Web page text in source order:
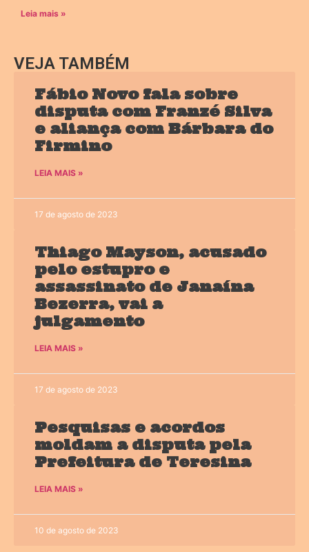
Leia mais »
VEJA TAMBÉM
Fábio Novo fala sobre
disputa com Franzé Silva
e aliança com Bárbara do
Firmino
LEIA MAIS »
17 de agosto de 2023
Thiago Mayson, acusado
pelo estupro e
assassinato de Janaína
Bezerra, vai a
julgamento
LEIA MAIS »
17 de agosto de 2023
Pesquisas e acordos
moldam a disputa pela
Prefeitura de Teresina
LEIA MAIS »
10 de agosto de 2023